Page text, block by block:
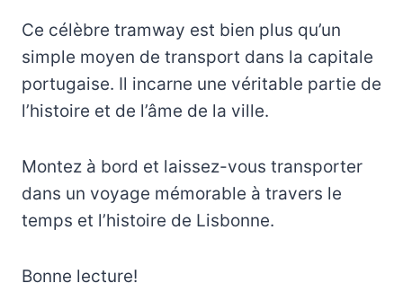
Ce célèbre tramway est bien plus qu’un
simple moyen de transport dans la capitale
portugaise. Il incarne une véritable partie de
l’histoire et de l’âme de la ville.
Montez à bord et laissez-vous transporter
dans un voyage mémorable à travers le
temps et l’histoire de Lisbonne.
Bonne lecture!